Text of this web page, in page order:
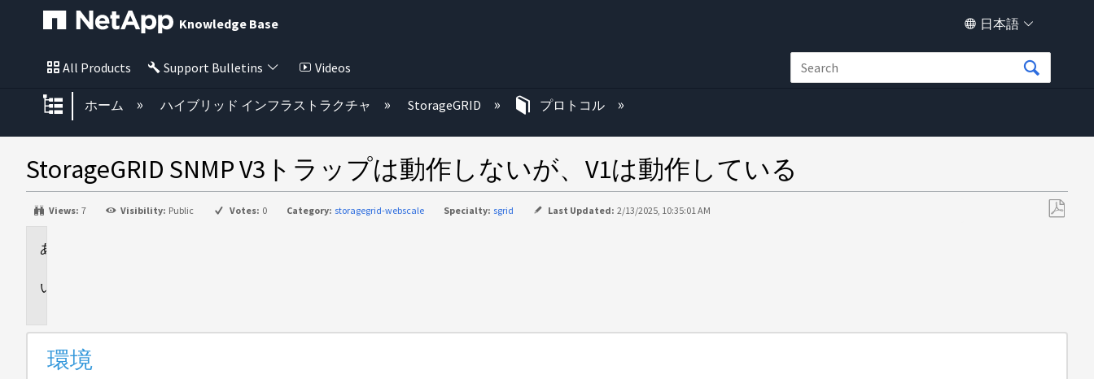
Knowledge Base 日本語
All Products Support Bulletins Videos
グローバル階層を展開/折りたたむ
ホーム ハイブリッド インフラストラクチャ StorageGRID プロトコル
StorageGRID SNMP V3トラップは動作しないが、V1は動作している
Views: 7 Visibility: Public Votes: 0 Category: storagegrid-webscale Specialty: sgrid Last Updated: 2/13/2025, 10:35:01 AM
環境